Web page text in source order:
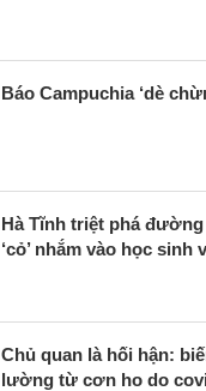
Báo Campuchia ‘dè
Hà Tĩnh triệt phá
‘cỏ’ nhắm vào học sinh
Chủ quan là hối hận:
lường từ cơn ho do